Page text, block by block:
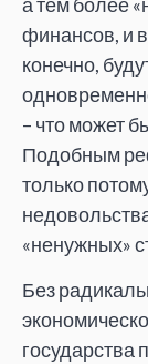
финансов, и
конечно,
– что может
Подобным
только
«ненужных»
Без